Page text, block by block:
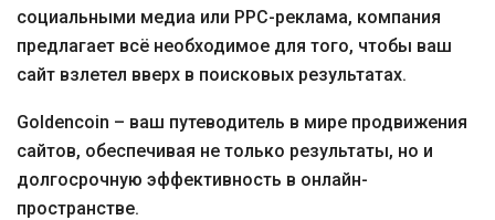
социальными медиа или PPC-реклама, компания
предлагает всё необходимое для того, чтобы ваш
сайт взлетел вверх в поисковых результатах.
Goldencoin – ваш путеводитель в мире продвижения
сайтов, обеспечивая не только результаты, но и
долгосрочную эффективность в онлайн-
пространстве.